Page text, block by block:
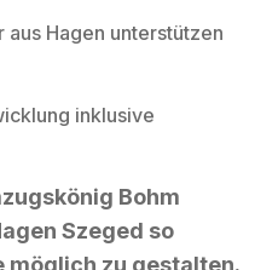
Hagen unterstützen
inklusive
Bohm
Szeged so
zu gestalten.